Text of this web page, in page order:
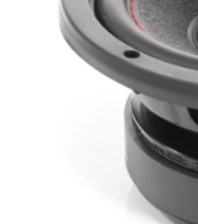
hvězdiček.